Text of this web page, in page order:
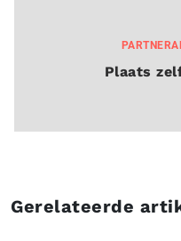
Plaats
Gerelateerde